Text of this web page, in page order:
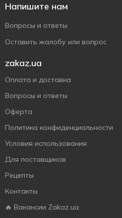
Напишите нам
Вопросы и ответы
Оставить жалобу или вопрос
zakaz.ua
Оплата и доставка
Вопросы и ответы
Оферта
Политика конфиденциальности
Условия использования
Для поставщиков
Рецепты
Контакты
🔥 Вакансии Zakaz.ua